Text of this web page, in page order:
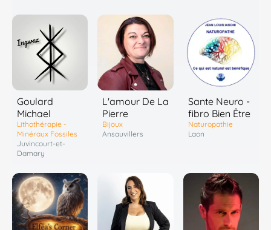
Goulard
Michael
Lithothérapie -
Minéraux Fossiles
Juvincourt-et-
Damary
L'amour De La
Pierre
Bijoux
Ansauvillers
Sante Neuro -
fibro Bien Être
Naturopathie
Laon